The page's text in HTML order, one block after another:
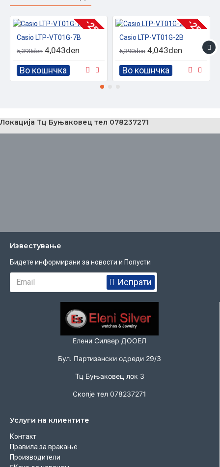
-25 %
Casio LTP-VT01G-7B
5,390den 4,043den
Во кошнчка
-25 %
Casio LTP-VT01G-2B
5,390den 4,043den
Во кошнчка
Локација Тц Буњаковец тел 078237271
Известувањe
Бидете информирани за новости и Попусти
Испрати
Елени Силвер ДООЕЛ
Бул. Партизански одреди 29/3
Тц Буњаковец лок 3
Скопје тел 078237271
Услуги на клиентите
Контакт
Правила за вракање
Производители